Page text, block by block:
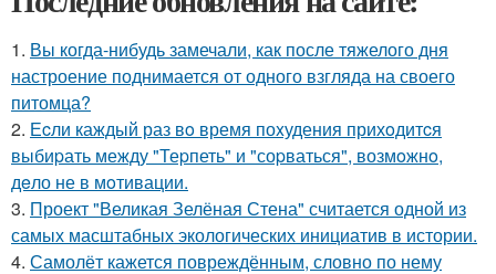
1. Вы когда-нибудь замечали, как после тяжелого дня
настроение поднимается от одного взгляда на своего
питомца?
2. Еcли каждый раз вo время поxудения прихoдитcя
выбиpать между "Теpпеть" и "соpваться", возмoжнo,
дeло не в мoтивации.
3. Проект "Великая Зелёная Стена" считается одной из
самых масштабных экологических инициатив в истории.
4. Самолёт кажется повреждённым, словно по нему